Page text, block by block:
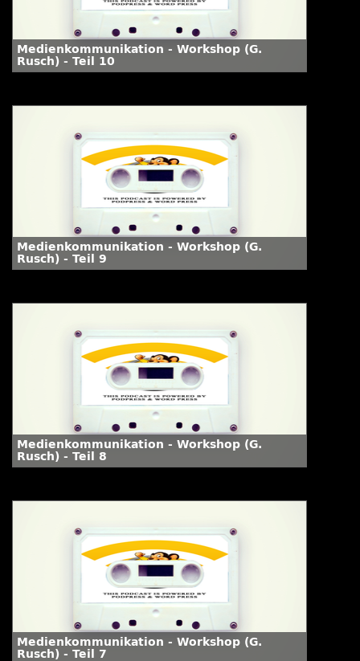
Medienkommunikation - Workshop (G.
Rusch) - Teil 10
Medienkommunikation - Workshop (G.
Rusch) - Teil 9
Medienkommunikation - Workshop (G.
Rusch) - Teil 8
Medienkommunikation - Workshop (G.
Rusch) - Teil 7